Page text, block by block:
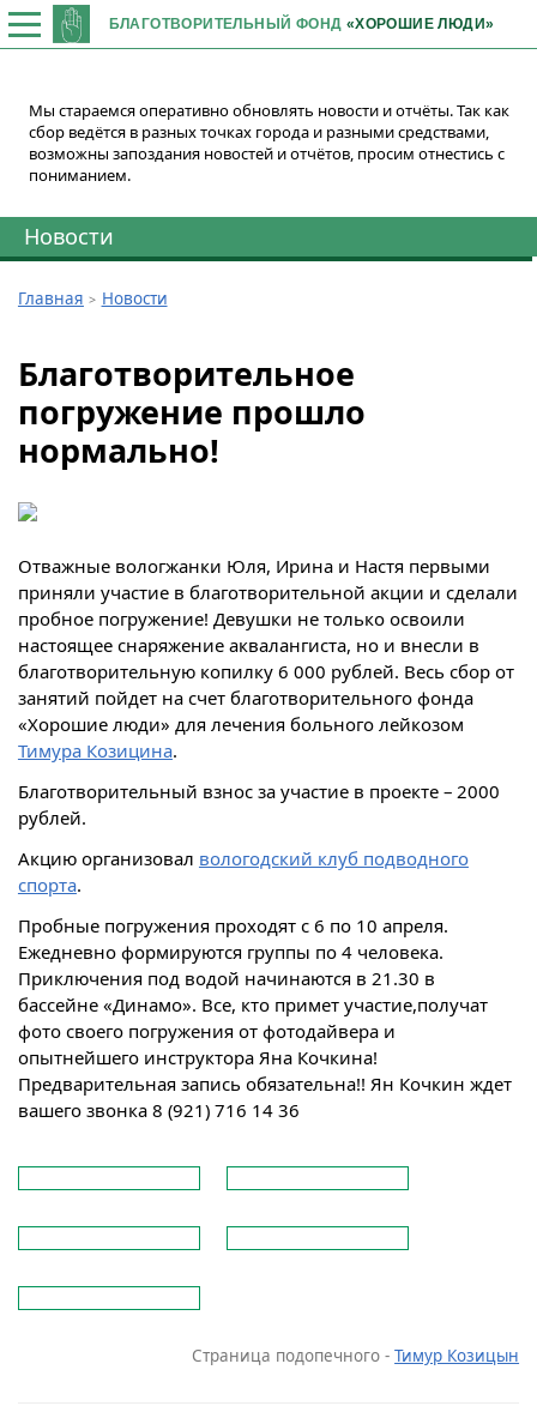
БЛАГОТВОРИТЕЛЬНЫЙ ФОНД «ХОРОШИЕ ЛЮДИ»
Мы стараемся оперативно обновлять новости и отчёты. Так как
сбор ведётся в разных точках города и разными средствами,
возможны запоздания новостей и отчётов, просим отнестись с
пониманием.
Новости
Главная Новости
Благотворительное
погружение прошло
нормально!
Отважные вологжанки Юля, Ирина и Настя первыми
приняли участие в благотворительной акции и сделали
пробное погружение! Девушки не только освоили
настоящее снаряжение аквалангиста, но и внесли в
благотворительную копилку 6 000 рублей. Весь сбор от
занятий пойдет на счет благотворительного фонда
«Хорошие люди» для лечения больного лейкозом
Тимура Козицина.
Благотворительный взнос за участие в проекте – 2000
рублей.
Акцию организовал вологодский клуб подводного
спорта.
Пробные погружения проходят с 6 по 10 апреля.
Ежедневно формируются группы по 4 человека.
Приключения под водой начинаются в 21.30 в
бассейне «Динамо». Все, кто примет участие,получат
фото своего погружения от фотодайвера и
опытнейшего инструктора Яна Кочкина!
Предварительная запись обязательна!! Ян Кочкин ждет
вашего звонка 8 (921) 716 14 36
Страница подопечного -Тимур Козицын